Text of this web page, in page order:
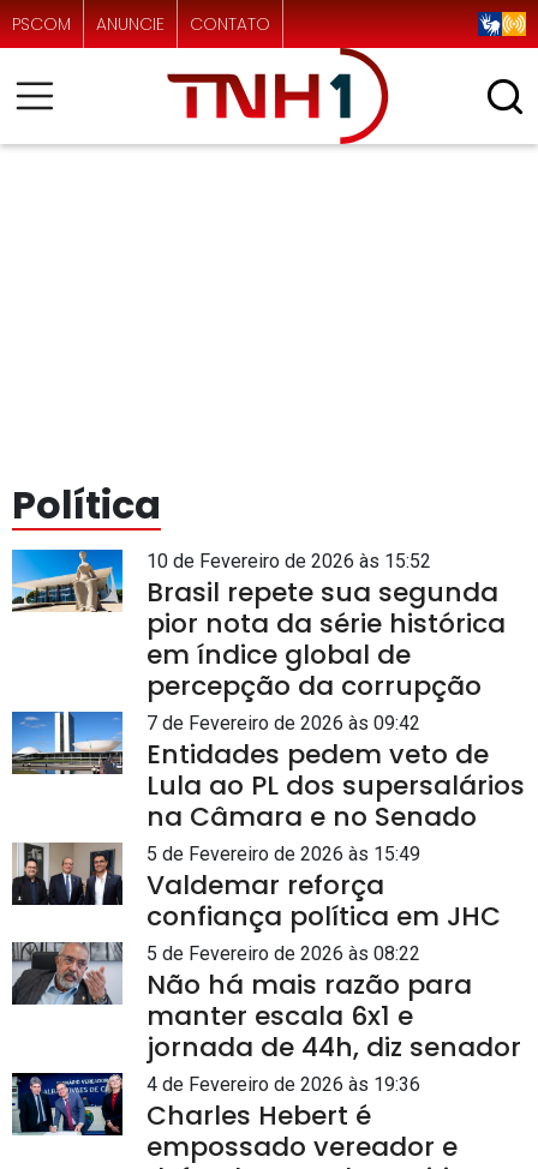
PSCOM ANUNCIE CONTATO
Política
10 de Fevereiro de 2026 às 15:52
Brasil repete sua segunda
pior nota da série histórica
em índice global de
percepção da corrupção
7 de Fevereiro de 2026 às 09:42
Entidades pedem veto de
Lula ao PL dos supersalários
na Câmara e no Senado
5 de Fevereiro de 2026 às 15:49
Valdemar reforça
confiança política em JHC
5 de Fevereiro de 2026 às 08:22
Não há mais razão para
manter escala 6x1 e
jornada de 44h, diz senador
4 de Fevereiro de 2026 às 19:36
Charles Hebert é
empossado vereador e